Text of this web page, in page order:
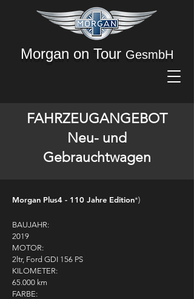
Morgan on Tour GesmbH
FAHRZEUGANGEBOT
Neu- und
Gebrauchtwagen
Morgan Plus4 - 110 Jahre Edition*)
BAUJAHR:
2019
MOTOR:
2ltr, Ford GDI 156 PS
KILOMETER:
65.000 km
FARBE: